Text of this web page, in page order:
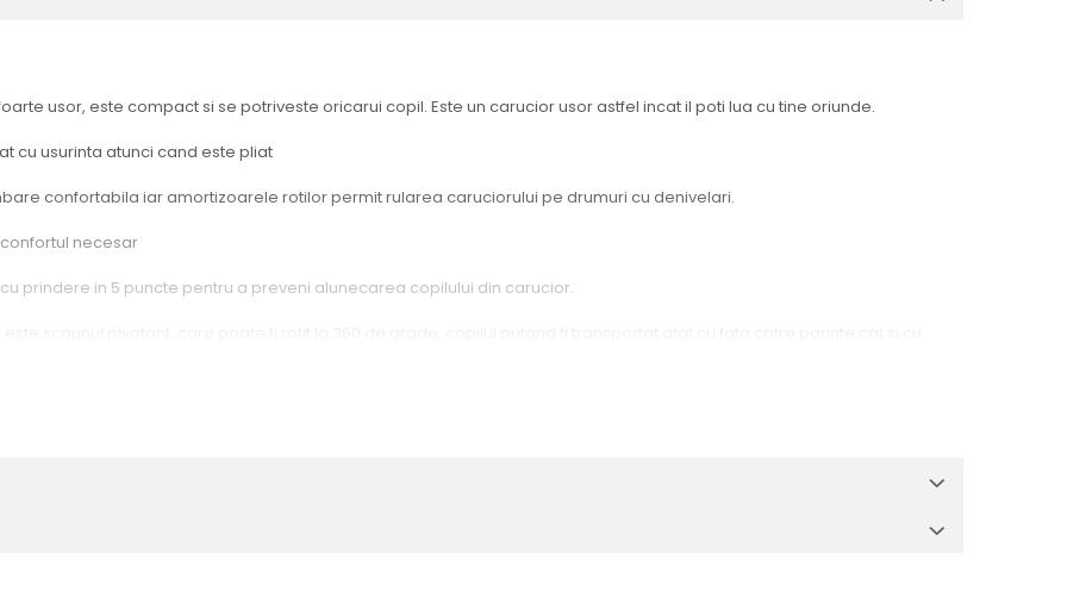
usor, este compact si se potriveste oricarui copil. Este un carucior usor astfel incat il poti lua cu tine oriunde.
cu usurinta atunci cand este pliat
confortabila iar amortizoarele rotilor permit rularea caruciorului pe drumuri cu denivelari.
necesar
cu prindere in 5 puncte pentru a preveni alunecarea copilului din carucior.